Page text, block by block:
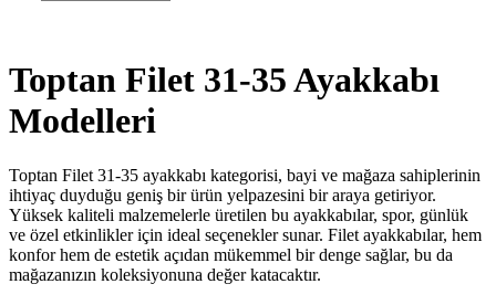
Toptan Filet 31-35 Ayakkabı
Modelleri
Toptan Filet 31-35 ayakkabı kategorisi, bayi ve mağaza sahiplerinin
ihtiyaç duyduğu geniş bir ürün yelpazesini bir araya getiriyor.
Yüksek kaliteli malzemelerle üretilen bu ayakkabılar, spor, günlük
ve özel etkinlikler için ideal seçenekler sunar. Filet ayakkabılar, hem
konfor hem de estetik açıdan mükemmel bir denge sağlar, bu da
mağazanızın koleksiyonuna değer katacaktır.